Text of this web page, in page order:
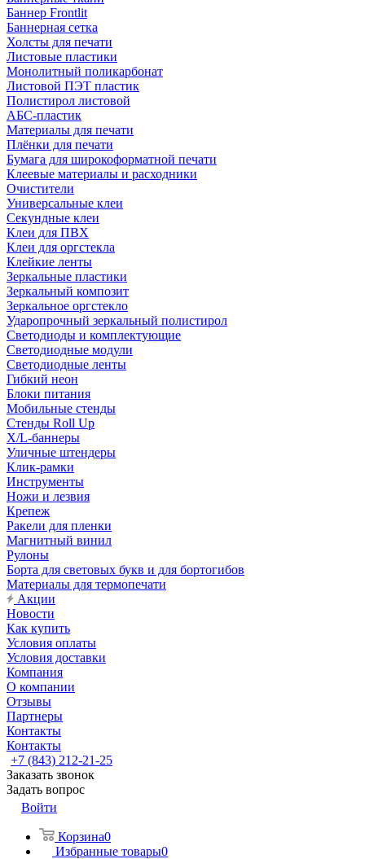
Баннер Frontlit
Баннерная сетка
Холсты для печати
Листовые пластики
Монолитный поликарбонат
Листовой ПЭТ пластик
Полистирол листовой
АБС-пластик
Материалы для печати
Плёнки для печати
Бумага для широкоформатной печати
Клеевые материалы и расходники
Очистители
Универсальные клеи
Секундные клеи
Клеи для ПВХ
Клеи для оргстекла
Клейкие ленты
Зеркальные пластики
Зеркальный композит
Зеркальное оргстекло
Ударопрочный зеркальный полистирол
Светодиоды и комплектующие
Светодиодные модули
Светодиодные ленты
Гибкий неон
Блоки питания
Мобильные стенды
Стенды Roll Up
X/L-баннеры
Уличные штендеры
Клик-рамки
Инструменты
Ножи и лезвия
Крепеж
Ракели для пленки
Магнитный винил
Рулоны
Борта для световых букв и для бортогибов
Материалы для термопечати
Акции
Новости
Как купить
Условия оплаты
Условия доставки
Компания
О компании
Отзывы
Партнеры
Контакты
Контакты
+7 (843) 212-21-25
Заказать звонок
Задать вопрос
Войти
Корзина0
Избранные товары0